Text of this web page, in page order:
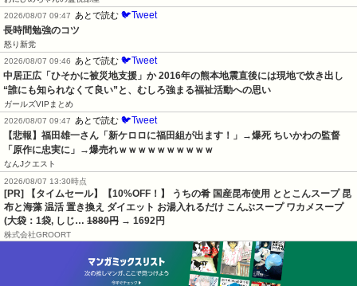
2026/08/07 09:47 あとで読む 🐦Tweet
長時間勉強のコツ
怒り新党
2026/08/07 09:46 あとで読む 🐦Tweet
中居正広「ひそかに被災地支援」か 2016年の熊本地震直後には現地で炊き出し
“誰にも知られなくて良い”と、むしろ強まる福祉活動への思い
ガールズVIPまとめ
2026/08/07 09:47 あとで読む 🐦Tweet
【悲報】福田雄一さん「新ケロロに福田組が出ます！」→爆死 ちいかわの監督
「原作に忠実に」→爆売れｗｗｗｗｗｗｗｗｗｗ
なんJクエスト
2026/08/07 13:30時点
[PR] 【タイムセール】【10%OFF！】 うちの肴 国産昆布使用 ととこんスープ 昆
布と海藻 温活 置き換え ダイエット お湯入れるだけ こんぶスープ ワカメスープ
(大袋：1袋, しじ… 1880円 → 1692円
株式会社GROORT